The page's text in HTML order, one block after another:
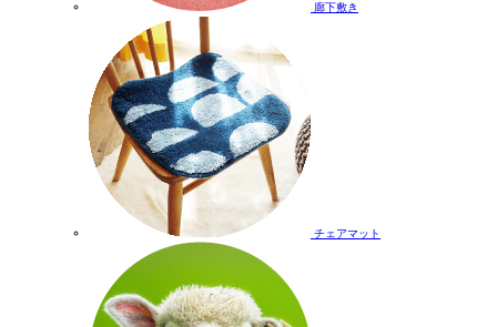
廊下敷き
チェアマット